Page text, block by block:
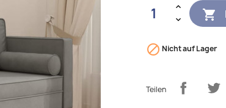

 Nicht auf Lager
Teilen